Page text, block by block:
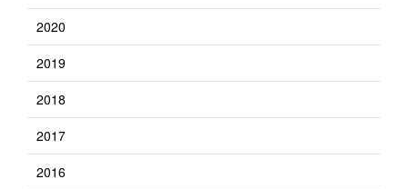
2020
2019
2018
2017
2016